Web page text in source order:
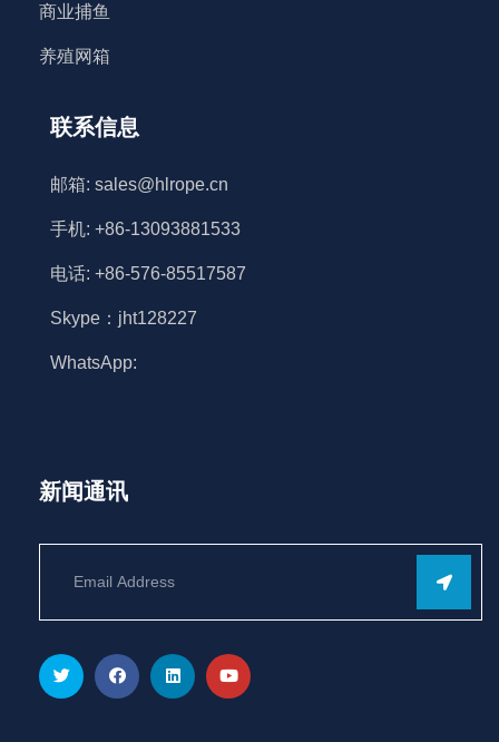
浮子 / 浮球
高密度聚乙烯(HDPE)养殖围网
马尼拉绳
黄麻绳
拖曳绳
吊钩
商业捕鱼
养殖网箱
联系信息
邮箱: sales@hlrope.cn
手机: +86-13093881533
电话: +86-576-85517587
Skype：jht128227
WhatsApp:
新闻通讯